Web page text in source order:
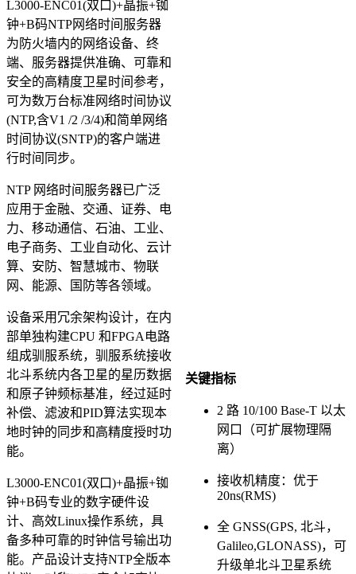
L3000-ENC01(双口)+晶振+铷
钟+B码NTP网络时间服务器
为防火墙内的网络设备、终
端、服务器提供准确、可靠和
安全的高精度卫星时间参考，
可为数万台标准网络时间协议
(NTP,含V1 /2 /3/4)和简单网络
时间协议(SNTP)的客户端进
行时间同步。
NTP 网络时间服务器已广泛
应用于金融、交通、证券、电
力、移动通信、石油、工业、
电子商务、工业自动化、云计
算、安防、智慧城市、物联
网、能源、国防等各领域。
设备采用冗余架构设计，在内
部单独构建CPU 和FPGA电路
组成驯服系统，驯服系统接收
北斗系统内各卫星的星历数据
和原子钟频标基准，经过延时
补偿、滤波和PID算法实现本
地时钟的同步和高精度授时功
能。
L3000-ENC01(双口)+晶振+铷
钟+B码专业的数字硬件设
计、高效Linux操作系统，具
备多种可靠的时钟信号输出功
能。产品设计支持NTP全版本
关键指标
2 路 10/100 Base-T 以太
网口（可扩展物理隔
离）
接收机精度：优于
20ns(RMS)
全 GNSS(GPS, 北斗，
Galileo,GLONASS)，可
升级单北斗卫星系统